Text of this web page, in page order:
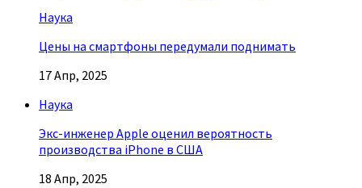
Наука
Цены на смартфоны передумали поднимать
17 Апр, 2025
Наука
Экс-инженер Apple оценил вероятность
производства iPhone в США
18 Апр, 2025